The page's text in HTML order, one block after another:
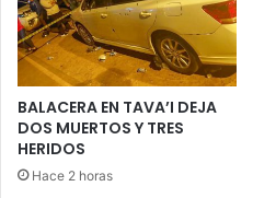
BALACERA EN TAVA’I DEJA
DOS MUERTOS Y TRES
HERIDOS
Hace 2 horas